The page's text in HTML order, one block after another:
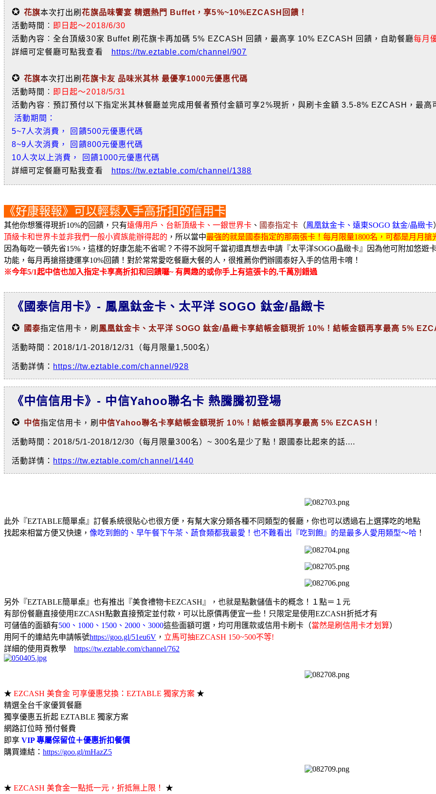
✪花旗本次打出刷花旗品味饗宴 精選熱門 Buffet，享5%~10%EZCASH回饋！
活動時間︰
即日起～2018/6/30
活動內容︰全台頂級30家 Buffet 刷花旗卡再加碼 5% EZCASH 回饋，最高享 10% EZCASH 回饋，自助餐廳每月
詳細可定餐廳可點我查看
https://tw.eztable.com/channel/907
✪花旗本次打出刷花旗卡友 品味米其林 最優享1000元優惠代碼
活動時間︰
即日起～2018/5/31
活動內容︰預訂預付以下指定米其林餐廳並完成用餐者預付金額可享2%現折，與刷卡金額 3.5-8% EZCASH，最高
活動期間：
5~7人次消費， 回饋500元優惠代碼
8~9人次消費， 回饋800元優惠代碼
10人次以上消費， 回饋1000元優惠代碼
詳細可定餐廳可點我查看
https://tw.eztable.com/channel/1388
《好康報報》可以輕鬆入手高折扣的信用卡
其他你想獲得現折10%的回饋，只有遠傳用戶、台新頂級卡、一銀世界卡 、 國泰指定卡 （鳳凰鈦金卡、遠東SOGO 鈦金/晶緻卡
頂級卡和世界卡並非我們一般小資族能辦得起的 ，所以當中最強的就是國泰指定的那兩張卡！每月限量1800名，可都是月月搶
因為每吃一頓先省15%，這樣的好康怎能不省呢？不得不說阿千當初還真想去申請『太平洋SOGO晶緻卡』因為他可附加悠遊
功能，每月再搶搭捷運享10%回饋！對於常常愛吃餐廳大餐的人，很推薦你們辦國泰好入手的信用卡唷！
※今年5/1起中信也加入指定卡享高折扣和回饋囉~ 有興趣的或你手上有這張卡的,千萬別錯過
《國泰信用卡》- 鳳凰鈦金卡、太平洋 SOGO 鈦金/晶緻卡
✪ 國泰指定信用卡，刷 鳳凰鈦金卡、太平洋 SOGO 鈦金/晶緻卡享結帳金額現折 10%！結帳金額再享最高 5%
活動時間：2018/1/1-2018/12/31（每月限量1,500名）
活動詳情： https://tw.eztable.com/channel/928
《中信信用卡》- 中信Yahoo聯名卡 熱騰騰初登場
✪ 中信指定信用卡，刷 中信Yahoo聯名卡享結帳金額現折 10%！結帳金額再享最高 5% EZCASH ！
活動時間：2018/5/1-2018/12/30（每月限量300名）~ 300名是少了點！跟國泰比起來的話....
活動詳情： https://tw.eztable.com/channel/1440
此外『EZTABLE簡單桌』訂餐系統很貼心也很方便，有幫大家分類各種不同類型的餐廳，你也可以透過右上選擇吃的地點
找起來相當方便又快速， 像吃到飽的、早午餐下午茶、蔬食類都我最愛！也不難看出『吃到飽』的是最多人愛用類型～哈 ！
另外『EZTABLE簡單桌』也有推出『美食禮物卡EZCASH』，也就是點數儲值卡的概念！１點＝１元
有部份餐廳直接使用EZCASH點數直接預定並付款，可以比原價再便宜一些！只限定是使用EZCASH折抵才有
可儲值的面額有500、1000、1500、2000、3000這些面額可選，均可用匯款或信用卡刷卡（當然是刷信用卡才划算）
用阿千的連結先申請帳號https://goo.gl/51eu6V ， 立馬可抽EZCASH 150~500不等!
詳細的使用頁教學 https://tw.eztable.com/channel/762
★ EZCASH 美食金 可享優惠兌換：EZTABLE 獨家方案 ★
精選全台千家優質餐廳
獨享優惠五折起 EZTABLE 獨家方案
網路訂位時 預付餐費
即享 VIP 專屬保留位＋優惠折扣餐價
購買連結： https://goo.gl/mHazZ5
★ EZCASH 美食金一點抵一元，折抵無上限！ ★